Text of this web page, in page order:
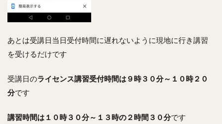
あとは受講日当日受付時間に遅れないように現地に行き講習
を受けるだけです
受講日のライセンス講習受付時間は９時３０分～１０時２０
分です
講習時間は１０時３０分～１３時の２時間３０分です